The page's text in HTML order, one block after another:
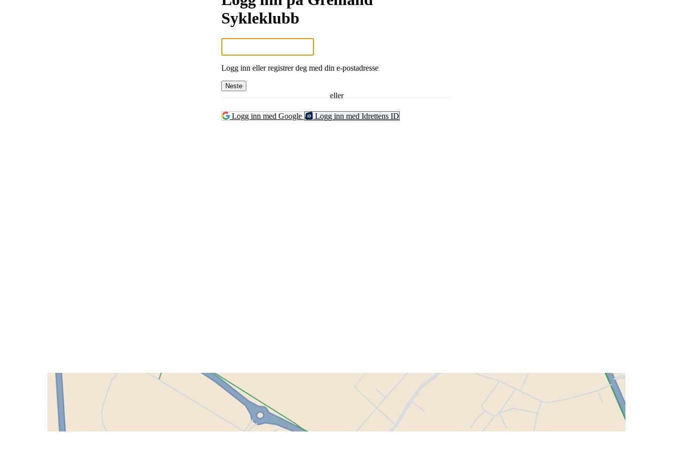
Sykleklubb
Logg inn eller registrer deg med din e-postadresse
Neste
eller
Logg inn med Google Logg inn med Idrettens ID